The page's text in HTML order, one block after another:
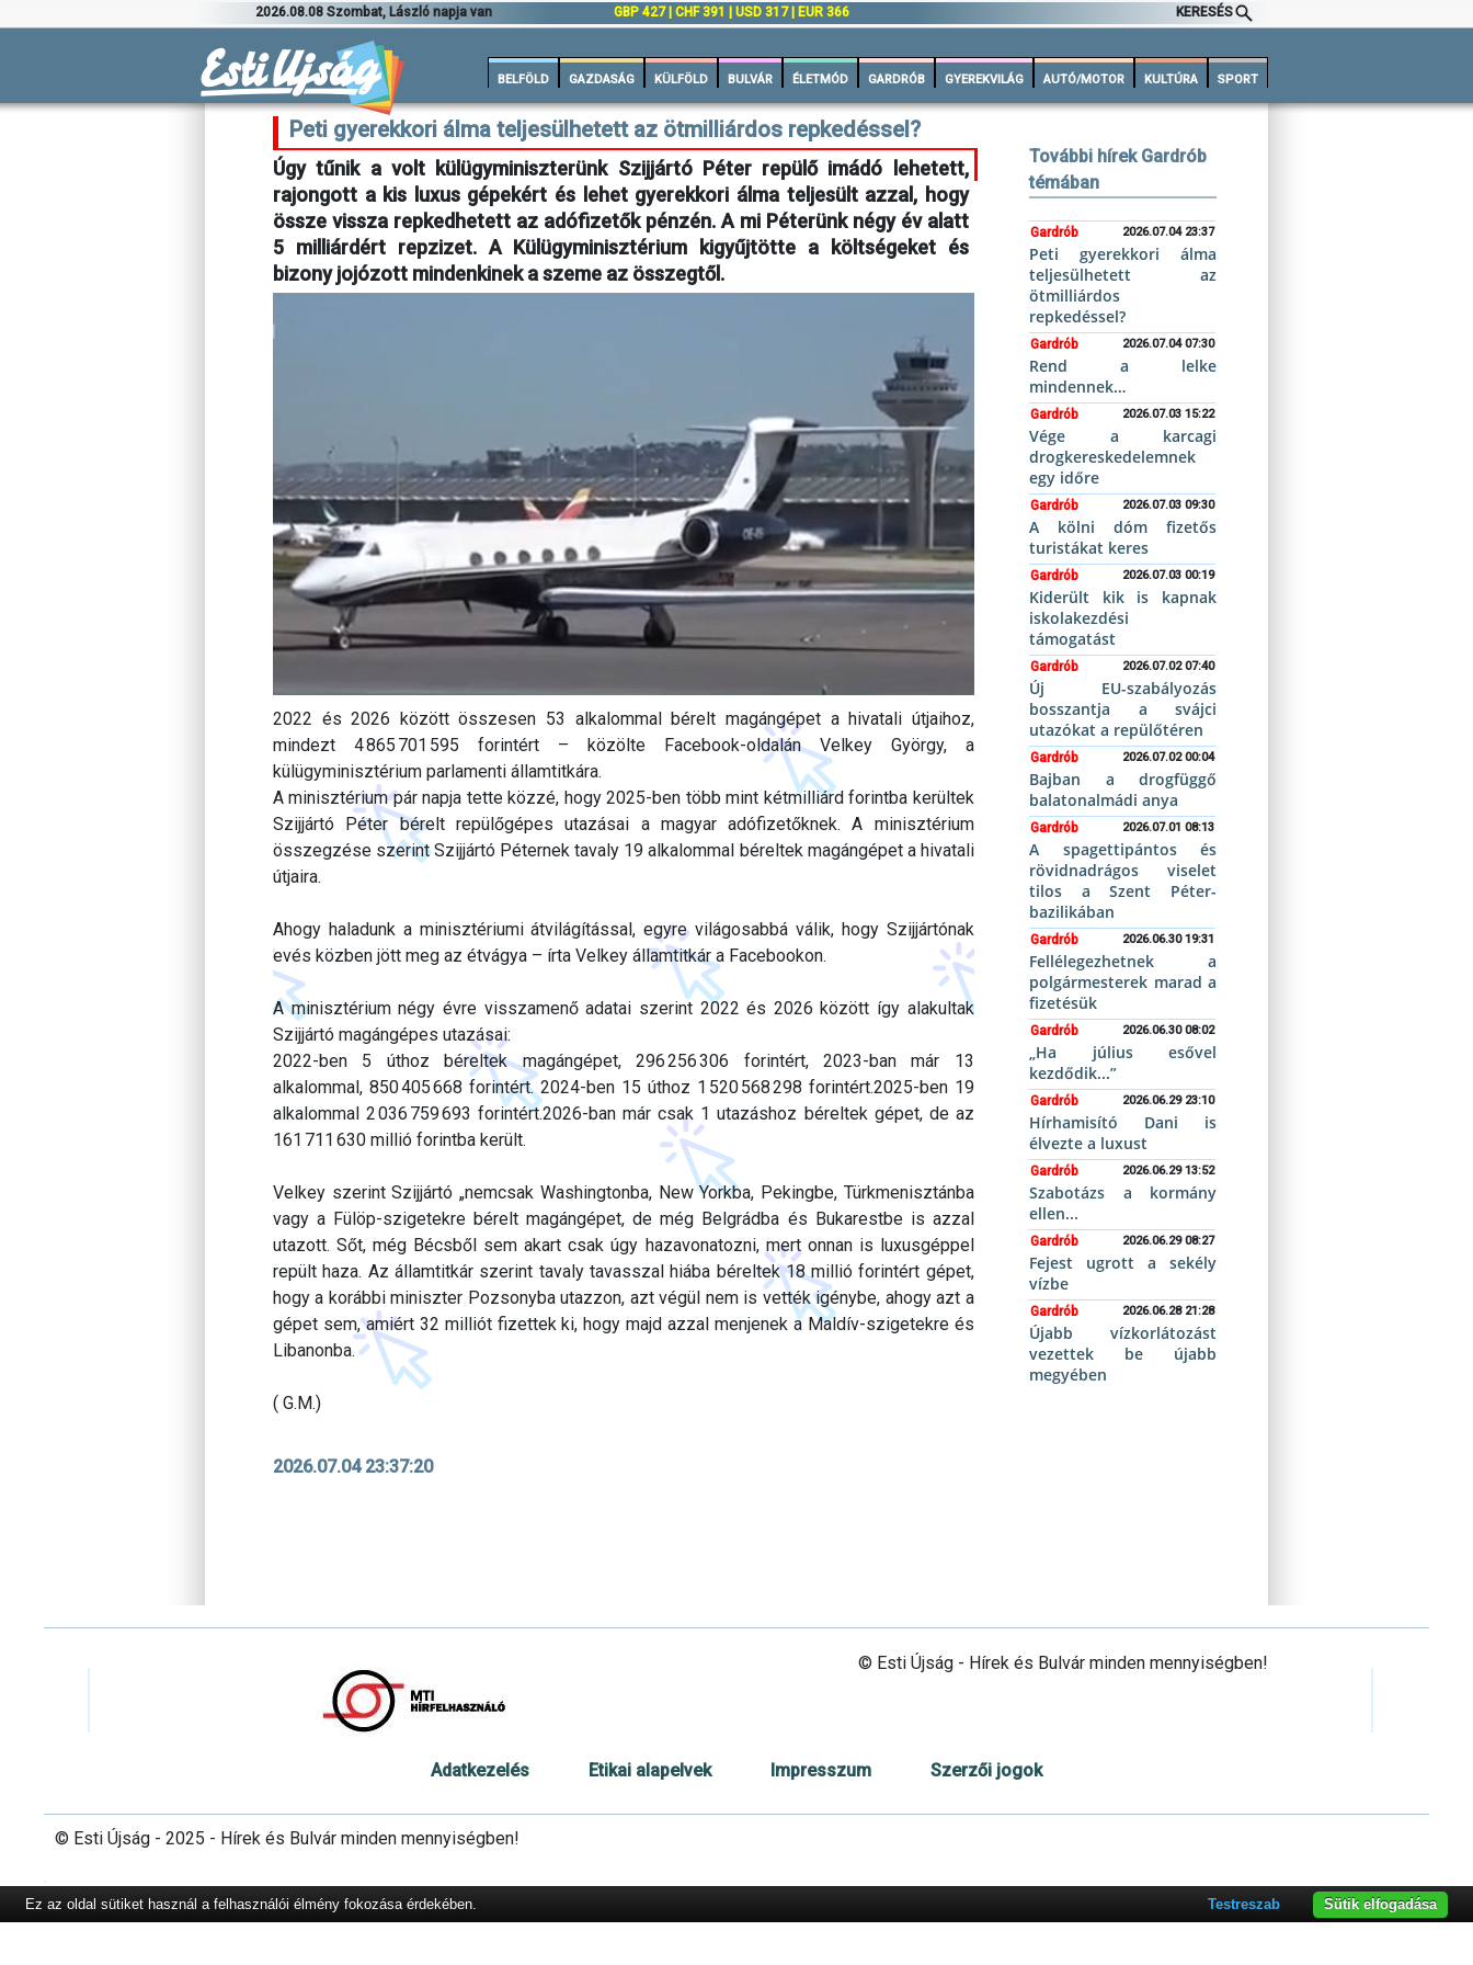
2026.08.08 Szombat, László napja van GBP 427 | CHF 391 | USD 317 | EUR 366 KERESÉS
BELFÖLD GAZDASÁG KÜLFÖLD BULVÁR ÉLETMÓD GARDRÓB GYEREKVILÁG AUTÓ/MOTOR KULTÚRA SPORT
Peti gyerekkori álma teljesülhetett az ötmilliárdos repkedéssel?
Úgy tűnik a volt külügyminiszterünk Szijjártó Péter repülő imádó lehetett,
rajongott a kis luxus gépekért és lehet gyerekkori álma teljesült azzal, hogy
össze vissza repkedhetett az adófizetők pénzén. A mi Péterünk négy év alatt
5 milliárdért repzizet. A Külügyminisztérium kigyűjtötte a költségeket és
bizony jojózott mindenkinek a szeme az összegtől.
2022 és 2026 között összesen 53 alkalommal bérelt magángépet a hivatali útjaihoz,
mindezt 4 865 701 595 forintért – közölte Facebook-oldalán Velkey György, a
külügyminisztérium parlamenti államtitkára.
A minisztérium pár napja tette közzé, hogy 2025-ben több mint kétmilliárd forintba kerültek
Szijjártó Péter bérelt repülőgépes utazásai a magyar adófizetőknek. A minisztérium
összegzése szerint Szijjártó Péternek tavaly 19 alkalommal béreltek magángépet a hivatali
útjaira.
Ahogy haladunk a minisztériumi átvilágítással, egyre világosabbá válik, hogy Szijjártónak
evés közben jött meg az étvágya – írta Velkey államtitkár a Facebookon.
A minisztérium négy évre visszamenő adatai szerint 2022 és 2026 között így alakultak
Szijjártó magángépes utazásai:
2022-ben 5 úthoz béreltek magángépet, 296 256 306 forintért, 2023-ban már 13
alkalommal, 850 405 668 forintért. 2024-ben 15 úthoz 1 520 568 298 forintért.2025-ben 19
alkalommal 2 036 759 693 forintért.2026-ban már csak 1 utazáshoz béreltek gépet, de az
161 711 630 millió forintba került.
Velkey szerint Szijjártó „nemcsak Washingtonba, New Yorkba, Pekingbe, Türkmenisztánba
vagy a Fülöp-szigetekre bérelt magángépet, de még Belgrádba és Bukarestbe is azzal
utazott. Sőt, még Bécsből sem akart csak úgy hazavonatozni, mert onnan is luxusgéppel
repült haza. Az államtitkár szerint tavaly tavasszal hiába béreltek 18 millió forintért gépet,
hogy a korábbi miniszter Pozsonyba utazzon, azt végül nem is vették igénybe, ahogy azt a
gépet sem, amiért 32 milliót fizettek ki, hogy majd azzal menjenek a Maldív-szigetekre és
Libanonba.
( G.M.)
2026.07.04 23:37:20
További hírek Gardrób
témában
Gardrób 2026.07.04 23:37
Peti gyerekkori álma
teljesülhetett az
ötmilliárdos
repkedéssel?
Gardrób 2026.07.04 07:30
Rend a lelke
mindennek…
Gardrób 2026.07.03 15:22
Vége a karcagi
drogkereskedelemnek
egy időre
Gardrób 2026.07.03 09:30
A kölni dóm fizetős
turistákat keres
Gardrób 2026.07.03 00:19
Kiderült kik is kapnak
iskolakezdési
támogatást
Gardrób 2026.07.02 07:40
Új EU-szabályozás
bosszantja a svájci
utazókat a repülőtéren
Gardrób 2026.07.02 00:04
Bajban a drogfüggő
balatonalmádi anya
Gardrób 2026.07.01 08:13
A spagettipántos és
rövidnadrágos viselet
tilos a Szent Péter-
bazilikában
Gardrób 2026.06.30 19:31
Fellélegezhetnek a
polgármesterek marad a
fizetésük
Gardrób 2026.06.30 08:02
„Ha július esővel
kezdődik...”
Gardrób 2026.06.29 23:10
Hírhamisító Dani is
élvezte a luxust
Gardrób 2026.06.29 13:52
Szabotázs a kormány
ellen...
Gardrób 2026.06.29 08:27
Fejest ugrott a sekély
vízbe
Gardrób 2026.06.28 21:28
Újabb vízkorlátozást
vezettek be újabb
megyében
© Esti Újság - Hírek és Bulvár minden mennyiségben!
Adatkezelés Etikai alapelvek Impresszum Szerzői jogok
© Esti Újság - 2025 - Hírek és Bulvár minden mennyiségben!
Ez az oldal sütiket használ a felhasználói élmény fokozása érdekében. Sütik elfogadása
Testreszab